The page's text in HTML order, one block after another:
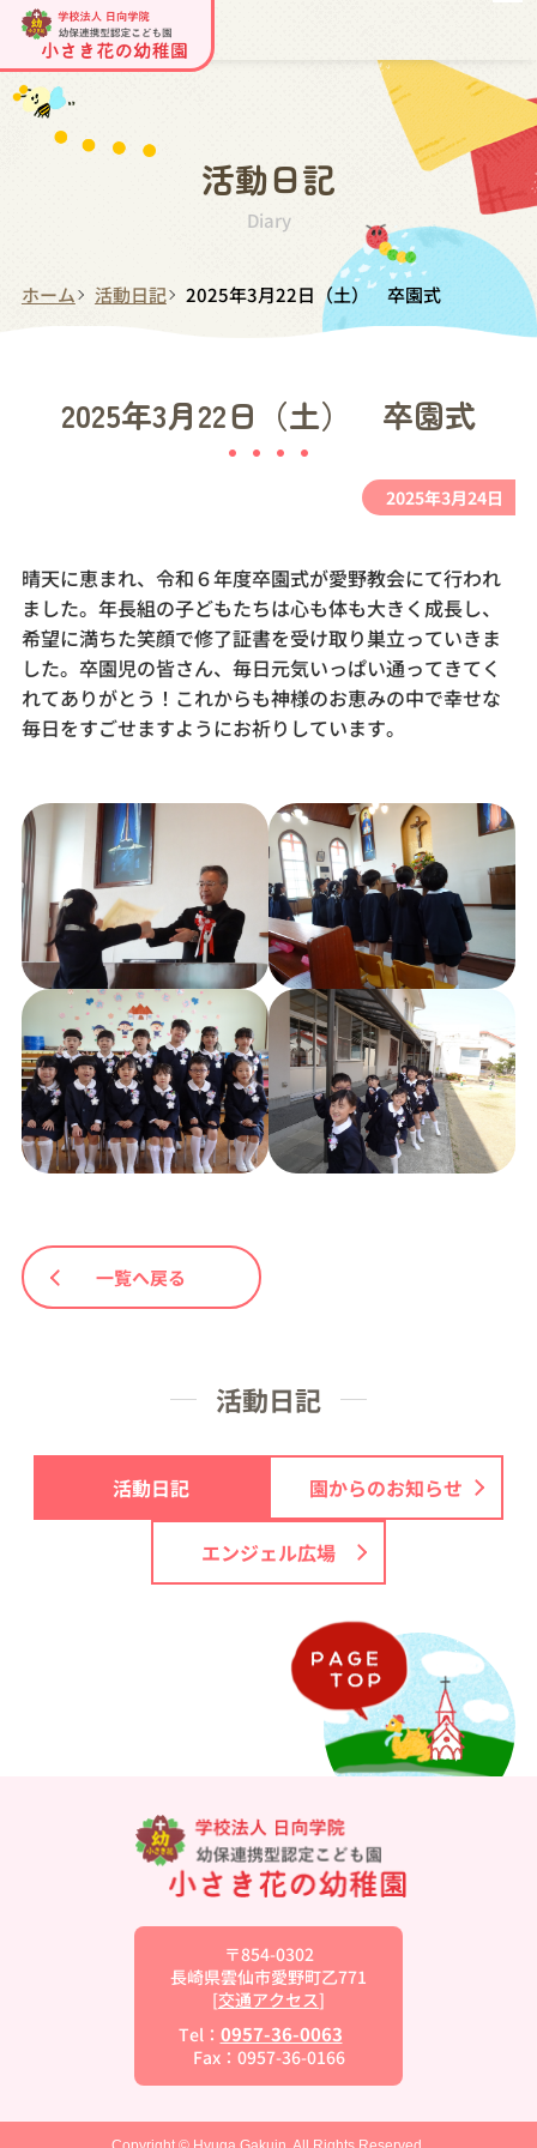
活動日記
Diary
ホーム 活動日記 2025年3月22日（土） 卒園式
2025年3月22日（土） 卒園式
2025年3月24日
晴天に恵まれ、令和６年度卒園式が愛野教会にて行われ
ました。年長組の子どもたちは心も体も大きく成長し、
希望に満ちた笑顔で修了証書を受け取り巣立っていきま
した。卒園児の皆さん、毎日元気いっぱい通ってきてく
れてありがとう！これからも神様のお恵みの中で幸せな
毎日をすごせますようにお祈りしています。
一覧へ戻る
活動日記
活動日記 園からのお知らせ
エンジェル広場
〒854-0302
長崎県雲仙市愛野町乙771
[交通アクセス]
Tel： 0957-36-0063
Fax：0957-36-0166